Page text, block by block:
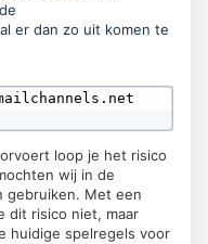
er dan zo uit komen te
loop je het risico
wij in de
gebruiken. Met een
dit risico niet, maar
huidige spelregels voor